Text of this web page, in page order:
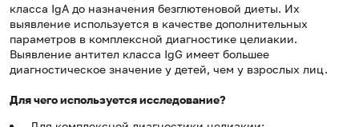
класса IgA до назначения безглютеновой диеты. Их
выявление используется в качестве дополнительных
параметров в комплексной диагностике целиакии.
Выявление антител класса IgG имеет большее
диагностическое значение у детей, чем у взрослых лиц.
Для чего используется исследование?